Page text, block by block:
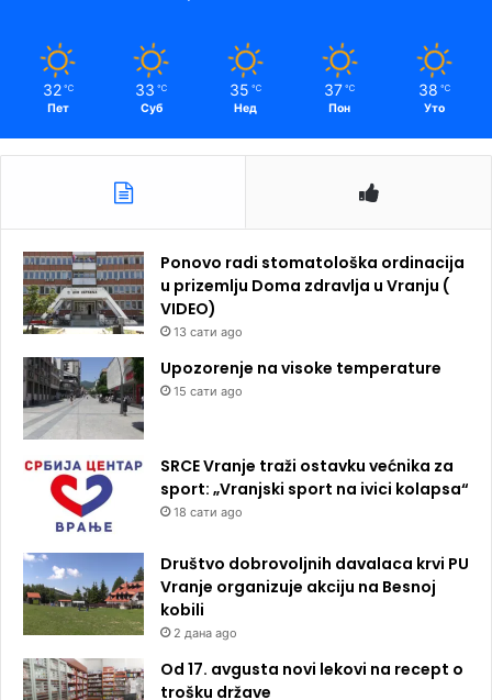
32 ℃
Пет
33 ℃
Суб
35 ℃
Нед
37 ℃
Пон
38 ℃
Уто
Ponovo radi stomatološka ordinacija
u prizemlju Doma zdravlja u Vranju (
VIDEO)
13 сати ago
Upozorenje na visoke temperature
15 сати ago
SRCE Vranje traži ostavku većnika za
sport: „Vranjski sport na ivici kolapsa“
18 сати ago
Društvo dobrovoljnih davalaca krvi PU
Vranje organizuje akciju na Besnoj
kobili
2 дана ago
Od 17. avgusta novi lekovi na recept o
trošku države